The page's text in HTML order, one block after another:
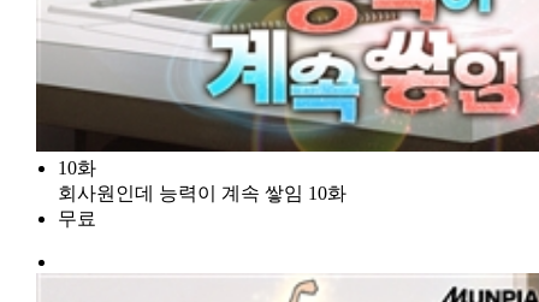
10화
회사원인데 능력이 계속 쌓임 10화
무료